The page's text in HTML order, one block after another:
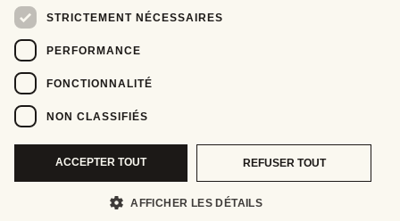
STRICTEMENT NÉCESSAIRES
PERFORMANCE
FONCTIONNALITÉ
NON CLASSIFIÉS
ACCEPTER TOUT REFUSER TOUT
AFFICHER LES DÉTAILS